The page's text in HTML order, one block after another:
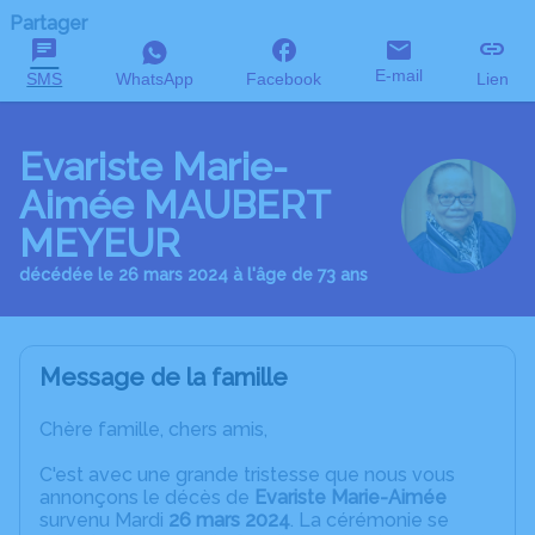
Partager
SMS WhatsApp Facebook E-mail Lien
Evariste Marie-
Aimée MAUBERT
MEYEUR
décédée le 26 mars 2024 à l'âge de 73 ans
Message de la famille
Chère famille, chers amis,
C'est avec une grande tristesse que nous vous
annonçons le décès de Evariste Marie-Aimée
survenu Mardi 26 mars 2024. La cérémonie se